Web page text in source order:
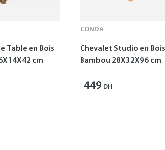
Table en Bois
cm
CONDA
Chevalet Studio en Bois
Bambou 28X32X96 cm
449 DH